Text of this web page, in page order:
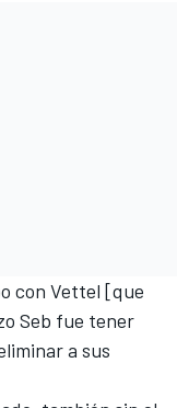
con Vettel [que
Seb fue tener
a sus